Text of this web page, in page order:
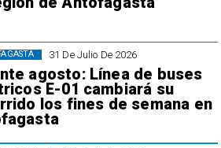
31 De Julio De 2026
agosto: Línea de buses
E-01 cambiará su
los fines de semana en